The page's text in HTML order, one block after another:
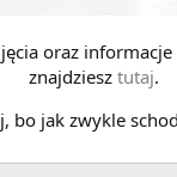
oraz
znajdziesz tutaj.
bo jak zwykle